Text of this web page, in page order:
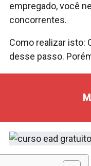
empregado, você
concorrentes.
Como realizar isto:
desse passo.